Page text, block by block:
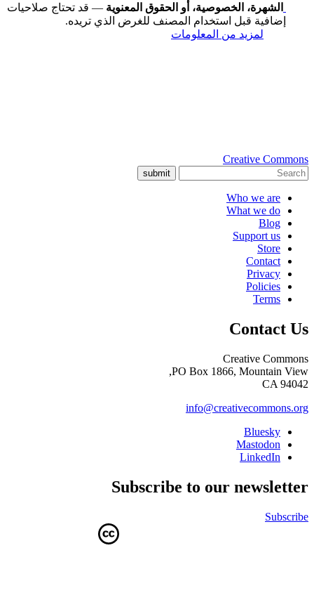
الشهرة، الخصوصية، أو الحقوق المعنوية — قد تحتاج صلاحيات
إضافية قبل استخدام المصنف للغرض الذي تريده.
لمزيد من المعلومات
Creative Commons
submit
Who we are
What we do
Blog
Support us
Store
Contact
Privacy
Policies
Terms
Contact Us
Creative Commons
PO Box 1866, Mountain View,
CA 94042
info@creativecommons.org
Bluesky
Mastodon
LinkedIn
Subscribe to our newsletter
Subscribe